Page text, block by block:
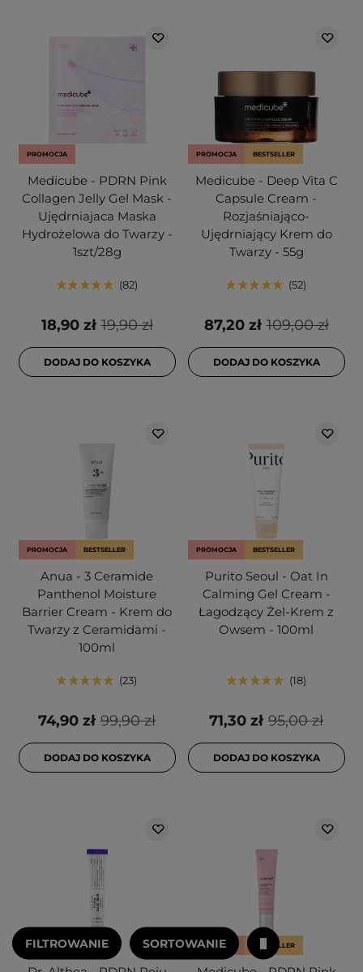
PROMOCJA
Medicube - PDRN Pink
Collagen Jelly Gel Mask -
Ujędrniajaca Maska
Hydrożelowa do Twarzy -
1szt/28g
82
19,90 zł
18,90 zł
DODAJ DO KOSZYKA
PROMOCJA BESTSELLER
Medicube - Deep Vita C
Capsule Cream -
Rozjaśniająco-
Ujędrniający Krem do
Twarzy - 55g
52
109,00 zł
87,20 zł
DODAJ DO KOSZYKA
PROMOCJA BESTSELLER
Anua - 3 Ceramide
Panthenol Moisture
Barrier Cream - Krem do
Twarzy z Ceramidami -
100ml
23
99,90 zł
74,90 zł
DODAJ DO KOSZYKA
PROMOCJA BESTSELLER
Purito Seoul - Oat In
Calming Gel Cream -
Łagodzący Żel-Krem z
Owsem - 100ml
18
95,00 zł
71,30 zł
DODAJ DO KOSZYKA
PROMOCJA PROMOCJA BESTSELLER
FILTROWANIE SORTOWANIE